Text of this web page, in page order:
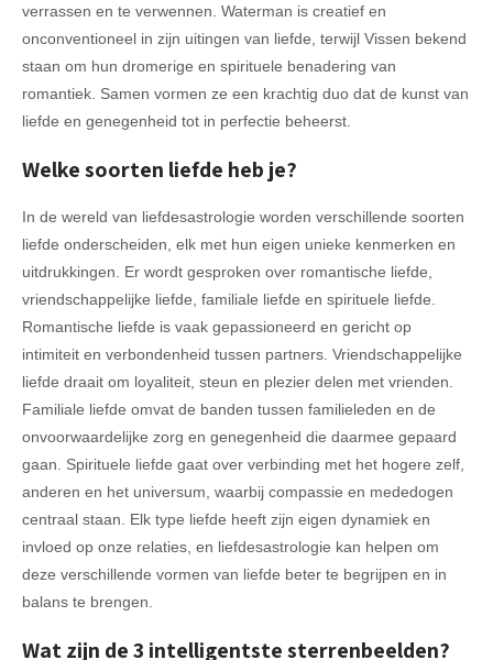
verrassen en te verwennen. Waterman is creatief en
onconventioneel in zijn uitingen van liefde, terwijl Vissen bekend
staan om hun dromerige en spirituele benadering van
romantiek. Samen vormen ze een krachtig duo dat de kunst van
liefde en genegenheid tot in perfectie beheerst.
Welke soorten liefde heb je?
In de wereld van liefdesastrologie worden verschillende soorten
liefde onderscheiden, elk met hun eigen unieke kenmerken en
uitdrukkingen. Er wordt gesproken over romantische liefde,
vriendschappelijke liefde, familiale liefde en spirituele liefde.
Romantische liefde is vaak gepassioneerd en gericht op
intimiteit en verbondenheid tussen partners. Vriendschappelijke
liefde draait om loyaliteit, steun en plezier delen met vrienden.
Familiale liefde omvat de banden tussen familieleden en de
onvoorwaardelijke zorg en genegenheid die daarmee gepaard
gaan. Spirituele liefde gaat over verbinding met het hogere zelf,
anderen en het universum, waarbij compassie en mededogen
centraal staan. Elk type liefde heeft zijn eigen dynamiek en
invloed op onze relaties, en liefdesastrologie kan helpen om
deze verschillende vormen van liefde beter te begrijpen en in
balans te brengen.
Wat zijn de 3 intelligentste sterrenbeelden?